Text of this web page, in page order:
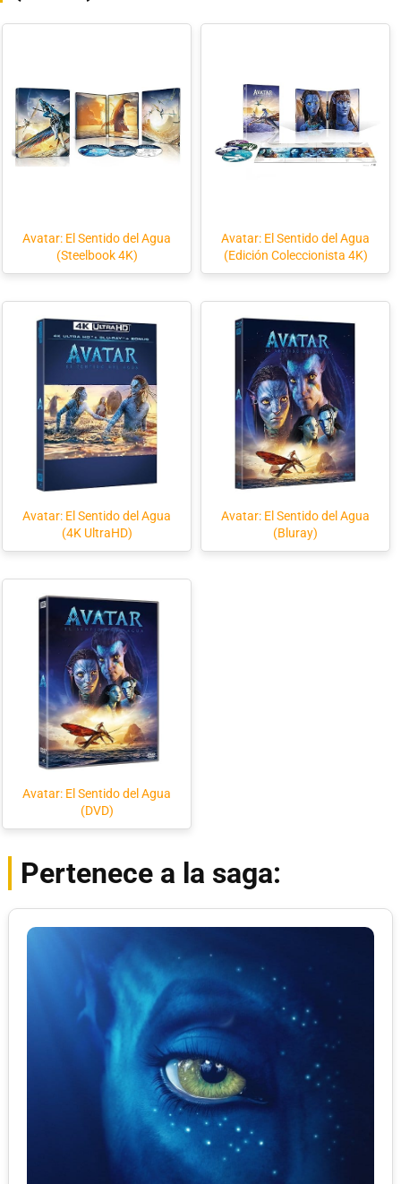
Avatar: El Sentido del Agua
(Steelbook 4K)
Avatar: El Sentido del Agua
(Edición Coleccionista 4K)
Avatar: El Sentido del Agua
(4K UltraHD)
Avatar: El Sentido del Agua
(Bluray)
Avatar: El Sentido del Agua
(DVD)
Pertenece a la saga: